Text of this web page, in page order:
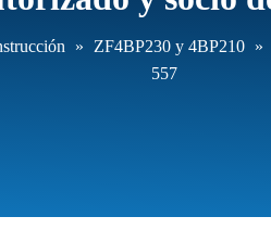
» ZF4BP230 y 4BP210 »
557